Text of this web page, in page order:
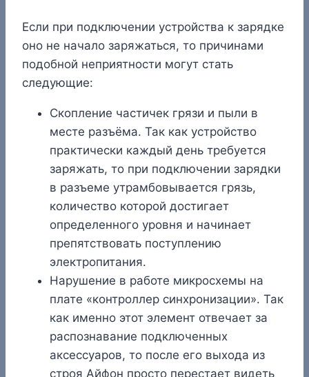
Если при подключении устройства к зарядке
оно не начало заряжаться, то причинами
подобной неприятности могут стать
следующие:
Скопление частичек грязи и пыли в
месте разъёма. Так как устройство
практически каждый день требуется
заряжать, то при подключении зарядки
в разъеме утрамбовывается грязь,
количество которой достигает
определенного уровня и начинает
препятствовать поступлению
электропитания.
Нарушение в работе микросхемы на
плате «контроллер синхронизации». Так
как именно этот элемент отвечает за
распознавание подключенных
аксессуаров, то после его выхода из
строя Айфон просто перестает видеть